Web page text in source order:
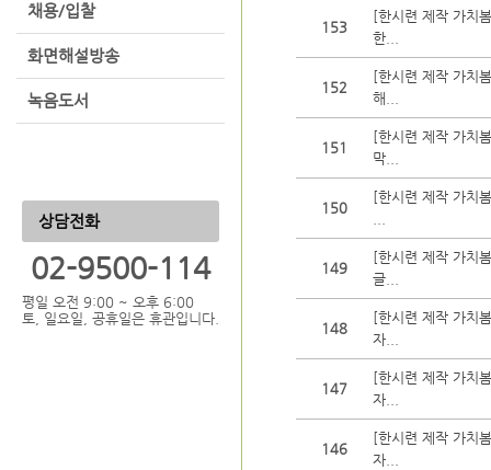
채용/입찰
화면해설방송
녹음도서
상담전화
02-9500-114
평일 오전 9:00 ~ 오후 6:00
토, 일요일, 공휴일은 휴관입니다.
153
[한시련 제작 가치
한...
152
[한시련 제작 가치
해...
151
[한시련 제작 가치
막...
150
[한시련 제작 가치
149
[한시련 제작 가치
글...
148
[한시련 제작 가치
자...
147
[한시련 제작 가치
자...
146
[한시련 제작 가치
자...